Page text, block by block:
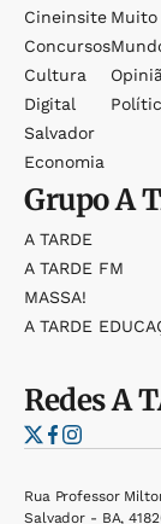
Cineinsite
Concursos
Cultura
Digital
Salvador
Economia
Muito
GrupoA
A TARDE
A TARDE FM
MASSA!
A TARDE
RedesA
Rua Professor
Salvador - BA,